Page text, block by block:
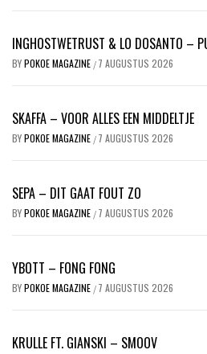
INGHOSTWETRUST & LO DOSANTO –
BYPOKOE MAGAZINE / 7 AUGUSTUS 2026
SKAFFA – VOOR ALLES EEN MIDDELTJE
BYPOKOE MAGAZINE / 7 AUGUSTUS 2026
SEPA – DIT GAAT FOUT ZO
BYPOKOE MAGAZINE / 7 AUGUSTUS 2026
YBOTT – FONG FONG
BYPOKOE MAGAZINE / 7 AUGUSTUS 2026
KRULLE FT. GIANSKI – SMOOV